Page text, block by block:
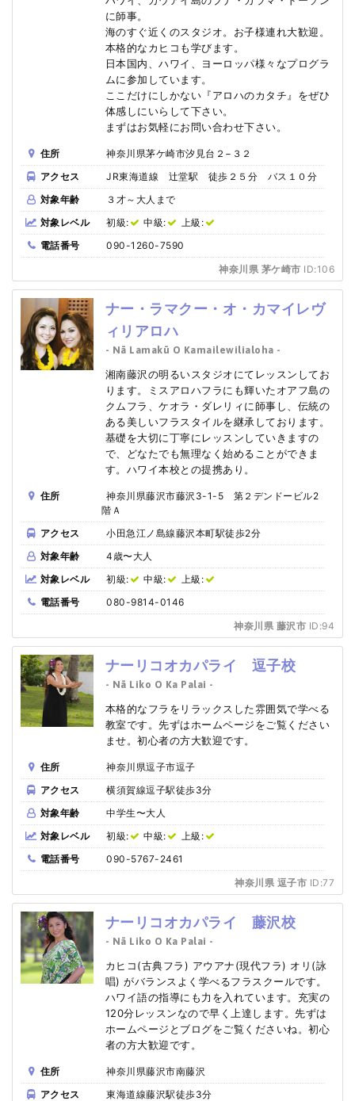
に師事。
海のすぐ近くのスタジオ。お子様連れ大歓迎。
本格的なカヒコも学びます。
日本国内、ハワイ、ヨーロッパ様々なプログラ
ムに参加しています。
ここだけにしかない『アロハのカタチ』をぜひ
体感しにいらして下さい。
まずはお気軽にお問い合わせ下さい。
住所
神奈川県茅ケ崎市汐見台２−３２
アクセス
JR東海道線 辻堂駅 徒歩２５分 バス１０分
対象年齢
３才～大人まで
対象レベル
初級: 中級:
上級:
電話番号
090-1260-7590
神奈川県 茅ケ崎市 ID:106
ナー・ラマクー・オ・カマイレヴ
ィリアロハ
- Nā Lamakū O Kamailewilialoha -
湘南藤沢の明るいスタジオにてレッスンしてお
ります。ミスアロハフラにも輝いたオアフ島の
クムフラ、ケオラ・ダレリィに師事し、伝統の
ある美しいフラスタイルを継承しております。
基礎を大切に丁寧にレッスンしていきますの
で、どなたでも無理なく始めることができま
す。ハワイ本校との提携あり。
住所
神奈川県藤沢市藤沢3-1-5 第２デンドービル2
階Ａ
アクセス
小田急江ノ島線藤沢本町駅徒歩2分
対象年齢
4歳〜大人
対象レベル
初級: 中級:
上級:
電話番号
080-9814-0146
神奈川県 藤沢市 ID:94
ナーリコオカパライ 逗子校
- Nā Liko O Ka Palai -
本格的なフラをリラックスした雰囲気で学べる
教室です。先ずはホームページをご覧ください
ませ。初心者の方大歓迎です。
住所
神奈川県逗子市逗子
アクセス
横須賀線逗子駅徒歩3分
対象年齢
中学生〜大人
対象レベル
初級: 中級:
上級:
電話番号
090-5767-2461
神奈川県 逗子市 ID:77
ナーリコオカパライ 藤沢校
- Nā Liko O Ka Palai -
カヒコ(古典フラ) アウアナ(現代フラ) オリ(詠
唱) がバランスよく学べるフラスクールです。
ハワイ語の指導にも力を入れています。充実の
120分レッスンなので早く上達します。先ずは
ホームページとブログをご覧くださいね。初心
者の方大歓迎です。
住所
神奈川県藤沢市南藤沢
アクセス
東海道線藤沢駅徒歩3分